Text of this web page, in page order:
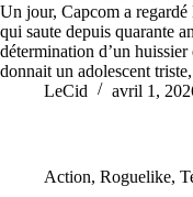
Un jour, Capcom a
qui saute depuis quarante
détermination d’un
donnait un adolescent
LeCid
avril 1,
Action, Roguelike,